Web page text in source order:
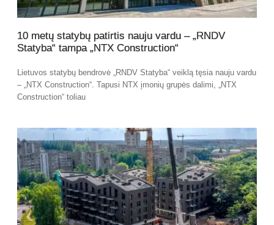
10 metų statybų patirtis nauju vardu – „RNDV
Statyba“ tampa „NTX Construction“
Lietuvos statybų bendrovė „RNDV Statyba“ veiklą tęsia nauju vardu
– „NTX Construction“. Tapusi NTX įmonių grupės dalimi, „NTX
Construction“ toliau